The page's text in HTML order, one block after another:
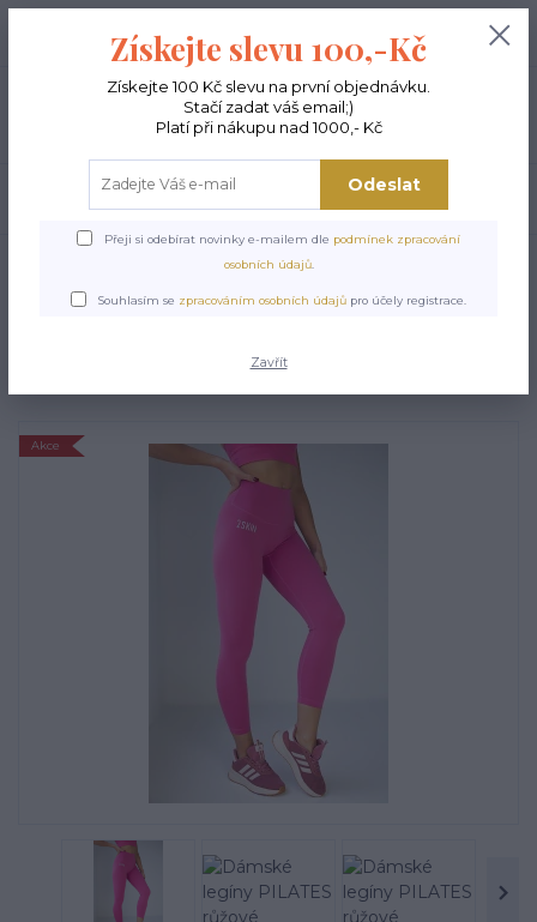
Po - Pá 9-15:00 0,00 Kč
FITNESS LEGÍNY Dámské legíny PILATES růžové
Dámské legíny PILATES
růžové
Akce
Získejte slevu 100,-Kč
Získejte 100 Kč slevu na první objednávku.
Stačí zadat váš email;)
Platí při nákupu nad 1000,- Kč
Odeslat
Přeji si odebírat novinky e-mailem dle podmínek zpracování
osobních údajů.
Souhlasím se zpracováním osobních údajů pro účely registrace.
Zavřít